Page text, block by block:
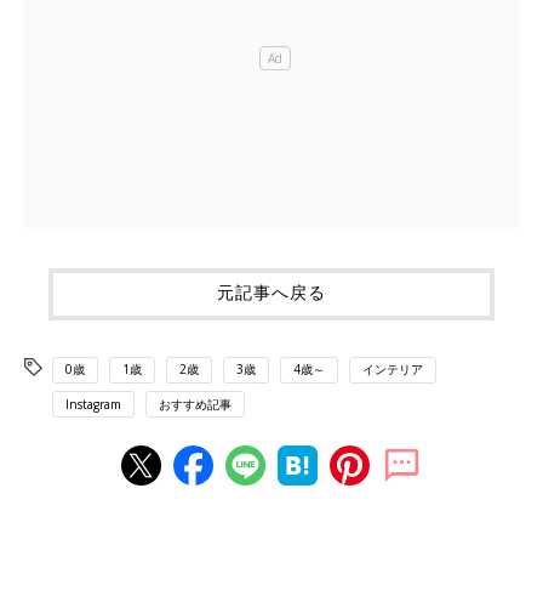
元記事へ戻る
0歳 1歳 2歳 3歳 4歳～ インテリア
Instagram おすすめ記事